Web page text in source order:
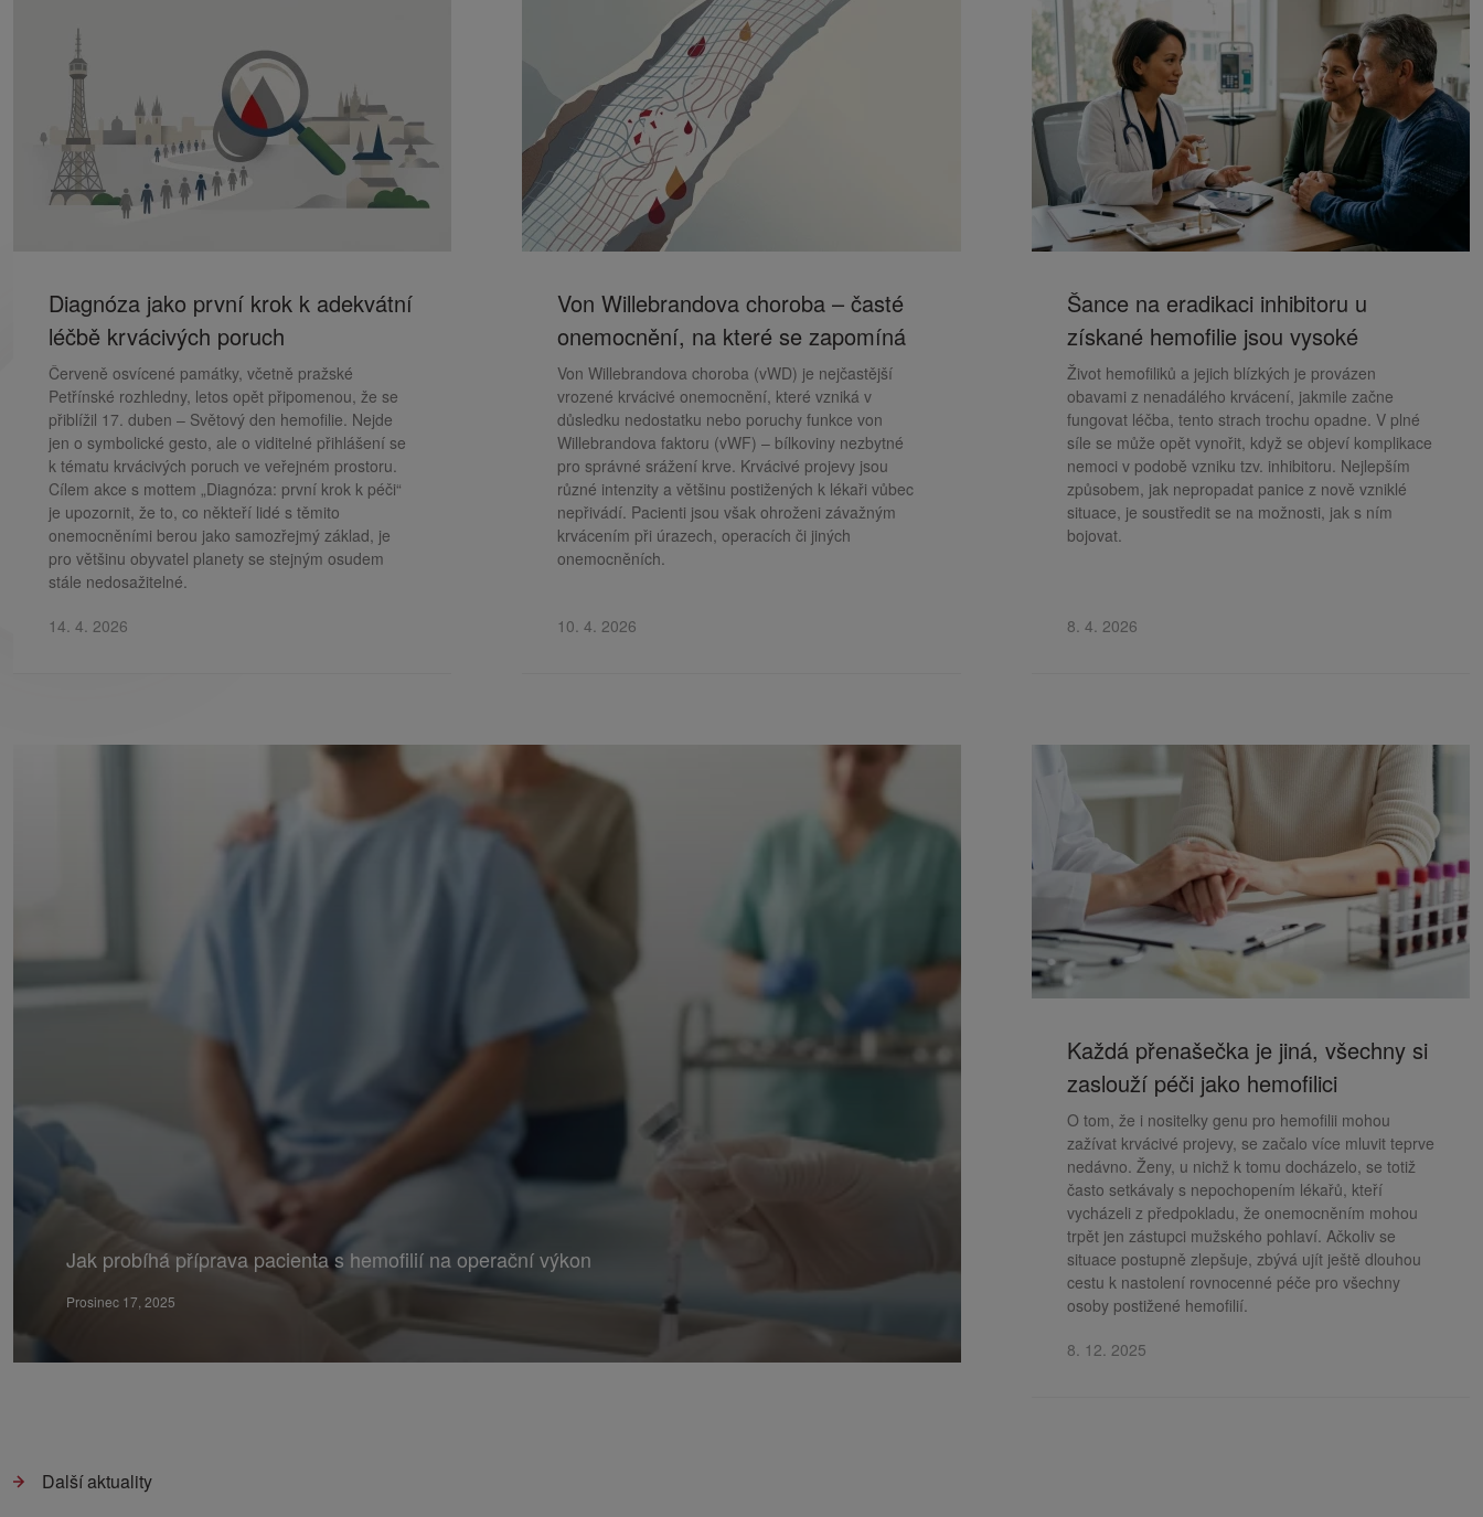
Diagnóza jako první krok k adekvátní
léčbě krvácivých poruch
Červeně osvícené památky, včetně pražské
Petřínské rozhledny, letos opět připomenou, že se
přiblížil 17. duben – Světový den hemofilie. Nejde
jen o symbolické gesto, ale o viditelné přihlášení se
k tématu krvácivých poruch ve veřejném prostoru.
Cílem akce s mottem „Diagnóza: první krok k péči“
je upozornit, že to, co někteří lidé s těmito
onemocněními berou jako samozřejmý základ, je
pro většinu obyvatel planety se stejným osudem
stále nedosažitelné.
14. 4. 2026
Von Willebrandova choroba – časté
onemocnění, na které se zapomíná
Von Willebrandova choroba (vWD) je nejčastější
vrozené krvácivé onemocnění, které vzniká v
důsledku nedostatku nebo poruchy funkce von
Willebrandova faktoru (vWF) – bílkoviny nezbytné
pro správné srážení krve. Krvácivé projevy jsou
různé intenzity a většinu postižených k lékaři vůbec
nepřivádí. Pacienti jsou však ohroženi závažným
krvácením při úrazech, operacích či jiných
onemocněních.
10. 4. 2026
Šance na eradikaci inhibitoru u
získané hemofilie jsou vysoké
Život hemofiliků a jejich blízkých je provázen
obavami z nenadálého krvácení, jakmile začne
fungovat léčba, tento strach trochu opadne. V plné
síle se může opět vynořit, když se objeví komplikace
nemoci v podobě vzniku tzv. inhibitoru. Nejlepším
způsobem, jak nepropadat panice z nově vzniklé
situace, je soustředit se na možnosti, jak s ním
bojovat.
8. 4. 2026
Jak probíhá příprava pacienta s hemofilií na operační výkon
Prosinec 17, 2025
Každá přenašečka je jiná, všechny si
zaslouží péči jako hemofilici
O tom, že i nositelky genu pro hemofilii mohou
zažívat krvácivé projevy, se začalo více mluvit teprve
nedávno. Ženy, u nichž k tomu docházelo, se totiž
často setkávaly s nepochopením lékařů, kteří
vycházeli z předpokladu, že onemocněním mohou
trpět jen zástupci mužského pohlaví. Ačkoliv se
situace postupně zlepšuje, zbývá ujít ještě dlouhou
cestu k nastolení rovnocenné péče pro všechny
osoby postižené hemofilií.
8. 12. 2025
Další aktuality